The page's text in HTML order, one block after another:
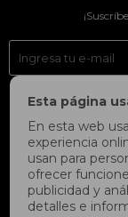
Esta página
En esta web
experiencia
usan para
ofrecer
publicidad y
detalles e